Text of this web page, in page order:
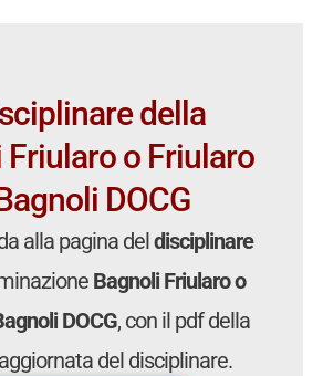
della
Friularo o Friularo
DOCG
alla pagina deldisciplinare
Bagnoli Friularo o
DOCG, con il pdf della
del disciplinare.